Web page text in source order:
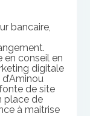
bancaire,
.
en conseil en
digitale
de site
place de
à maitrise